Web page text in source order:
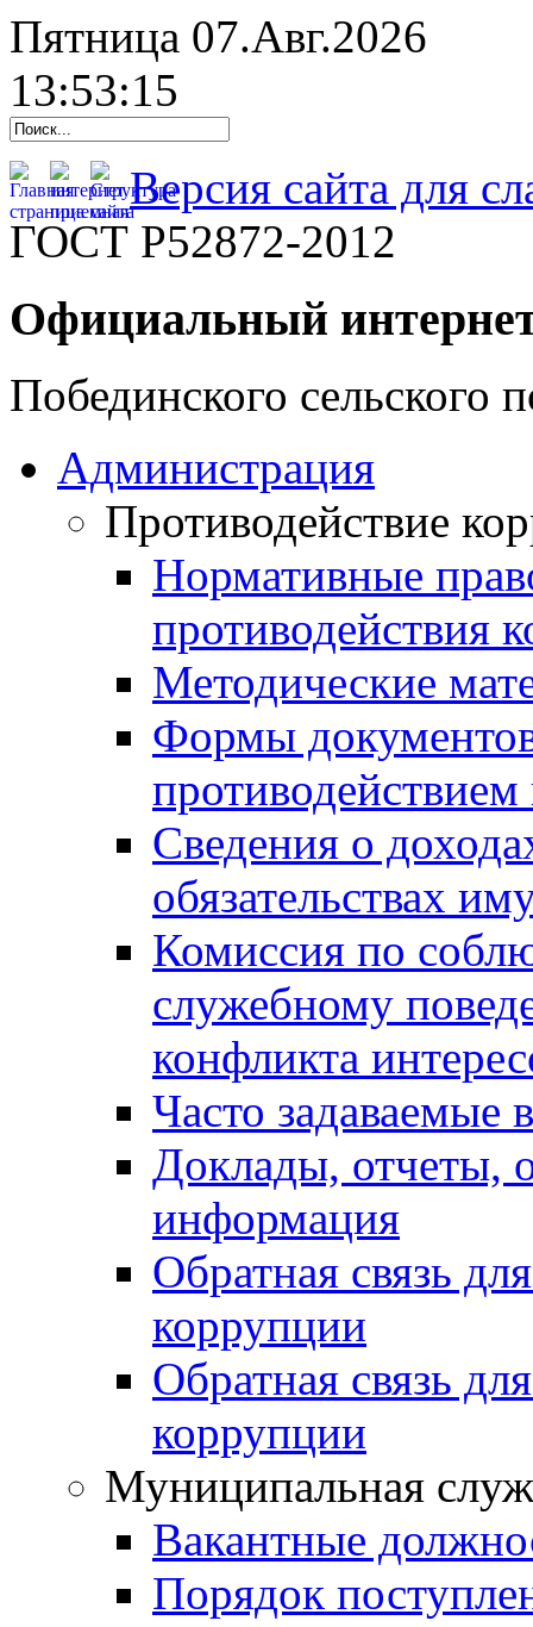
Пятница 07.Авг.2026
13:53:16
Версия сайта для
ГОСТ Р52872-2012
Официальный
Побединского сельского
Администрация
Противодействие
Нормативные
противодействия
Методические
Формы
Сведения о
обязательствах
Комиссия по
служебному
конфликта
Часто задаваемые
Доклады, отчеты,
информация
Обратная связь
коррупции
Обратная связь
коррупции
Муниципальная
Вакантные
Порядок